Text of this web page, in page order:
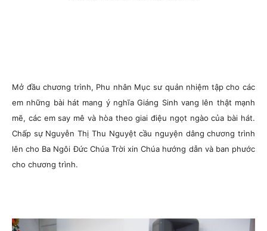
Mở đầu chương trình, Phu nhân Mục sư quản nhiệm tập cho các
em những bài hát mang ý nghĩa Giáng Sinh vang lên thật mạnh
mẽ, các em say mê và hòa theo giai điệu ngọt ngào của bài hát.
Chấp sự Nguyễn Thị Thu Nguyệt cầu nguyện dâng chương trình
lên cho Ba Ngôi Đức Chúa Trời xin Chúa hướng dẫn và ban phước
cho chương trình.